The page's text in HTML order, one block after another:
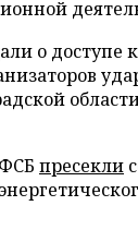
о доступе
пресекли